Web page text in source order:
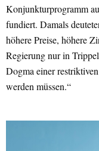
Konjunkturprogramm
fundiert. Damals
höhere Preise, höhere
Regierung nur in
Dogma einer
werden müssen.“